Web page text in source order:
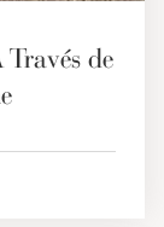
de